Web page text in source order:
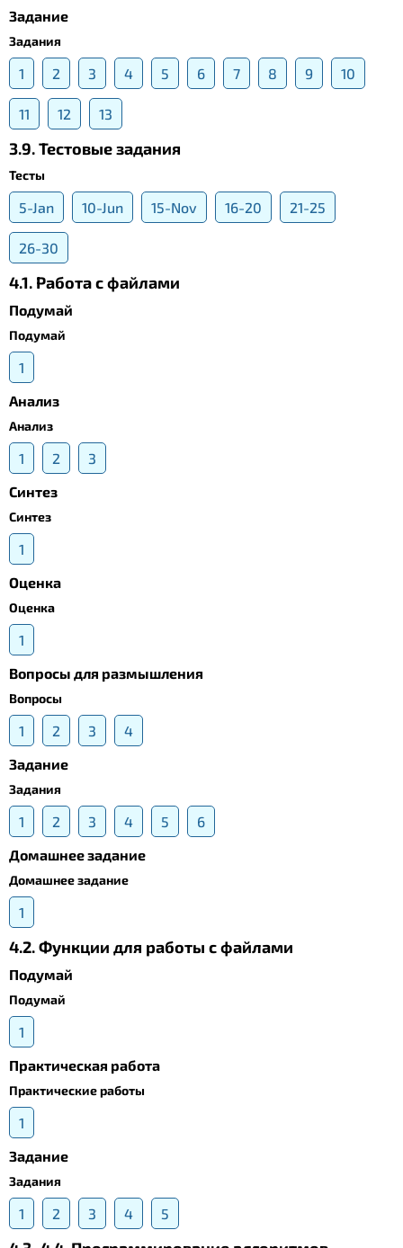
Задание
Задания
1 2 3 4 5 6 7 8 9 10
11 12 13
3.9. Тестовые задания
Тесты
5-Jan 10-Jun 15-Nov 16-20 21-25
26-30
4.1. Работа с файлами
Подумай
Подумай
1
Анализ
Анализ
1 2
3
Синтез
Синтез
1
Оценка
Оценка
1
Вопросы для размышления
Вопросы
1 2 3
4
Задание
Задания
1 2 3 4 5
6
Домашнее задание
Домашнее задание
1
4.2. Функции для работы с файлами
Подумай
Подумай
1
Практическая работа
Практические работы
1
Задание
Задания
1 2 3 4 5